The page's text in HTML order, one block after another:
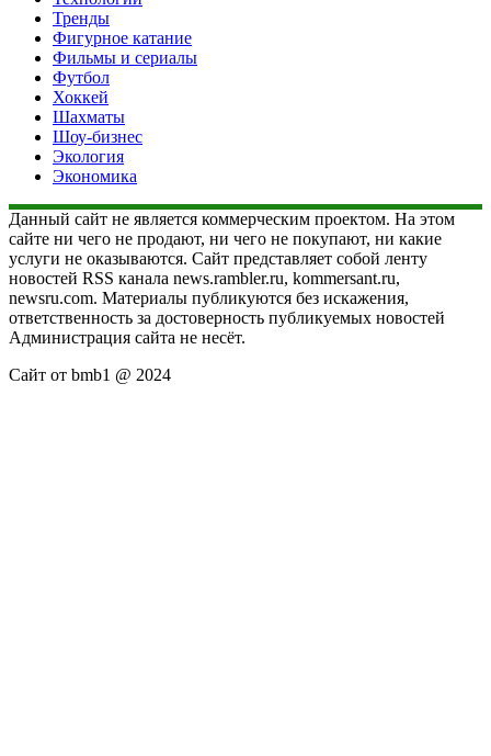
Тренды
Фигурное катание
Фильмы и сериалы
Футбол
Хоккей
Шахматы
Шоу-бизнес
Экология
Экономика
Данный сайт не является коммерческим проектом. На этом
сайте ни чего не продают, ни чего не покупают, ни какие
услуги не оказываются. Сайт представляет собой ленту
новостей RSS канала news.rambler.ru, kommersant.ru,
newsru.com. Материалы публикуются без искажения,
ответственность за достоверность публикуемых новостей
Администрация сайта не несёт.
Сайт от bmb1 @ 2024